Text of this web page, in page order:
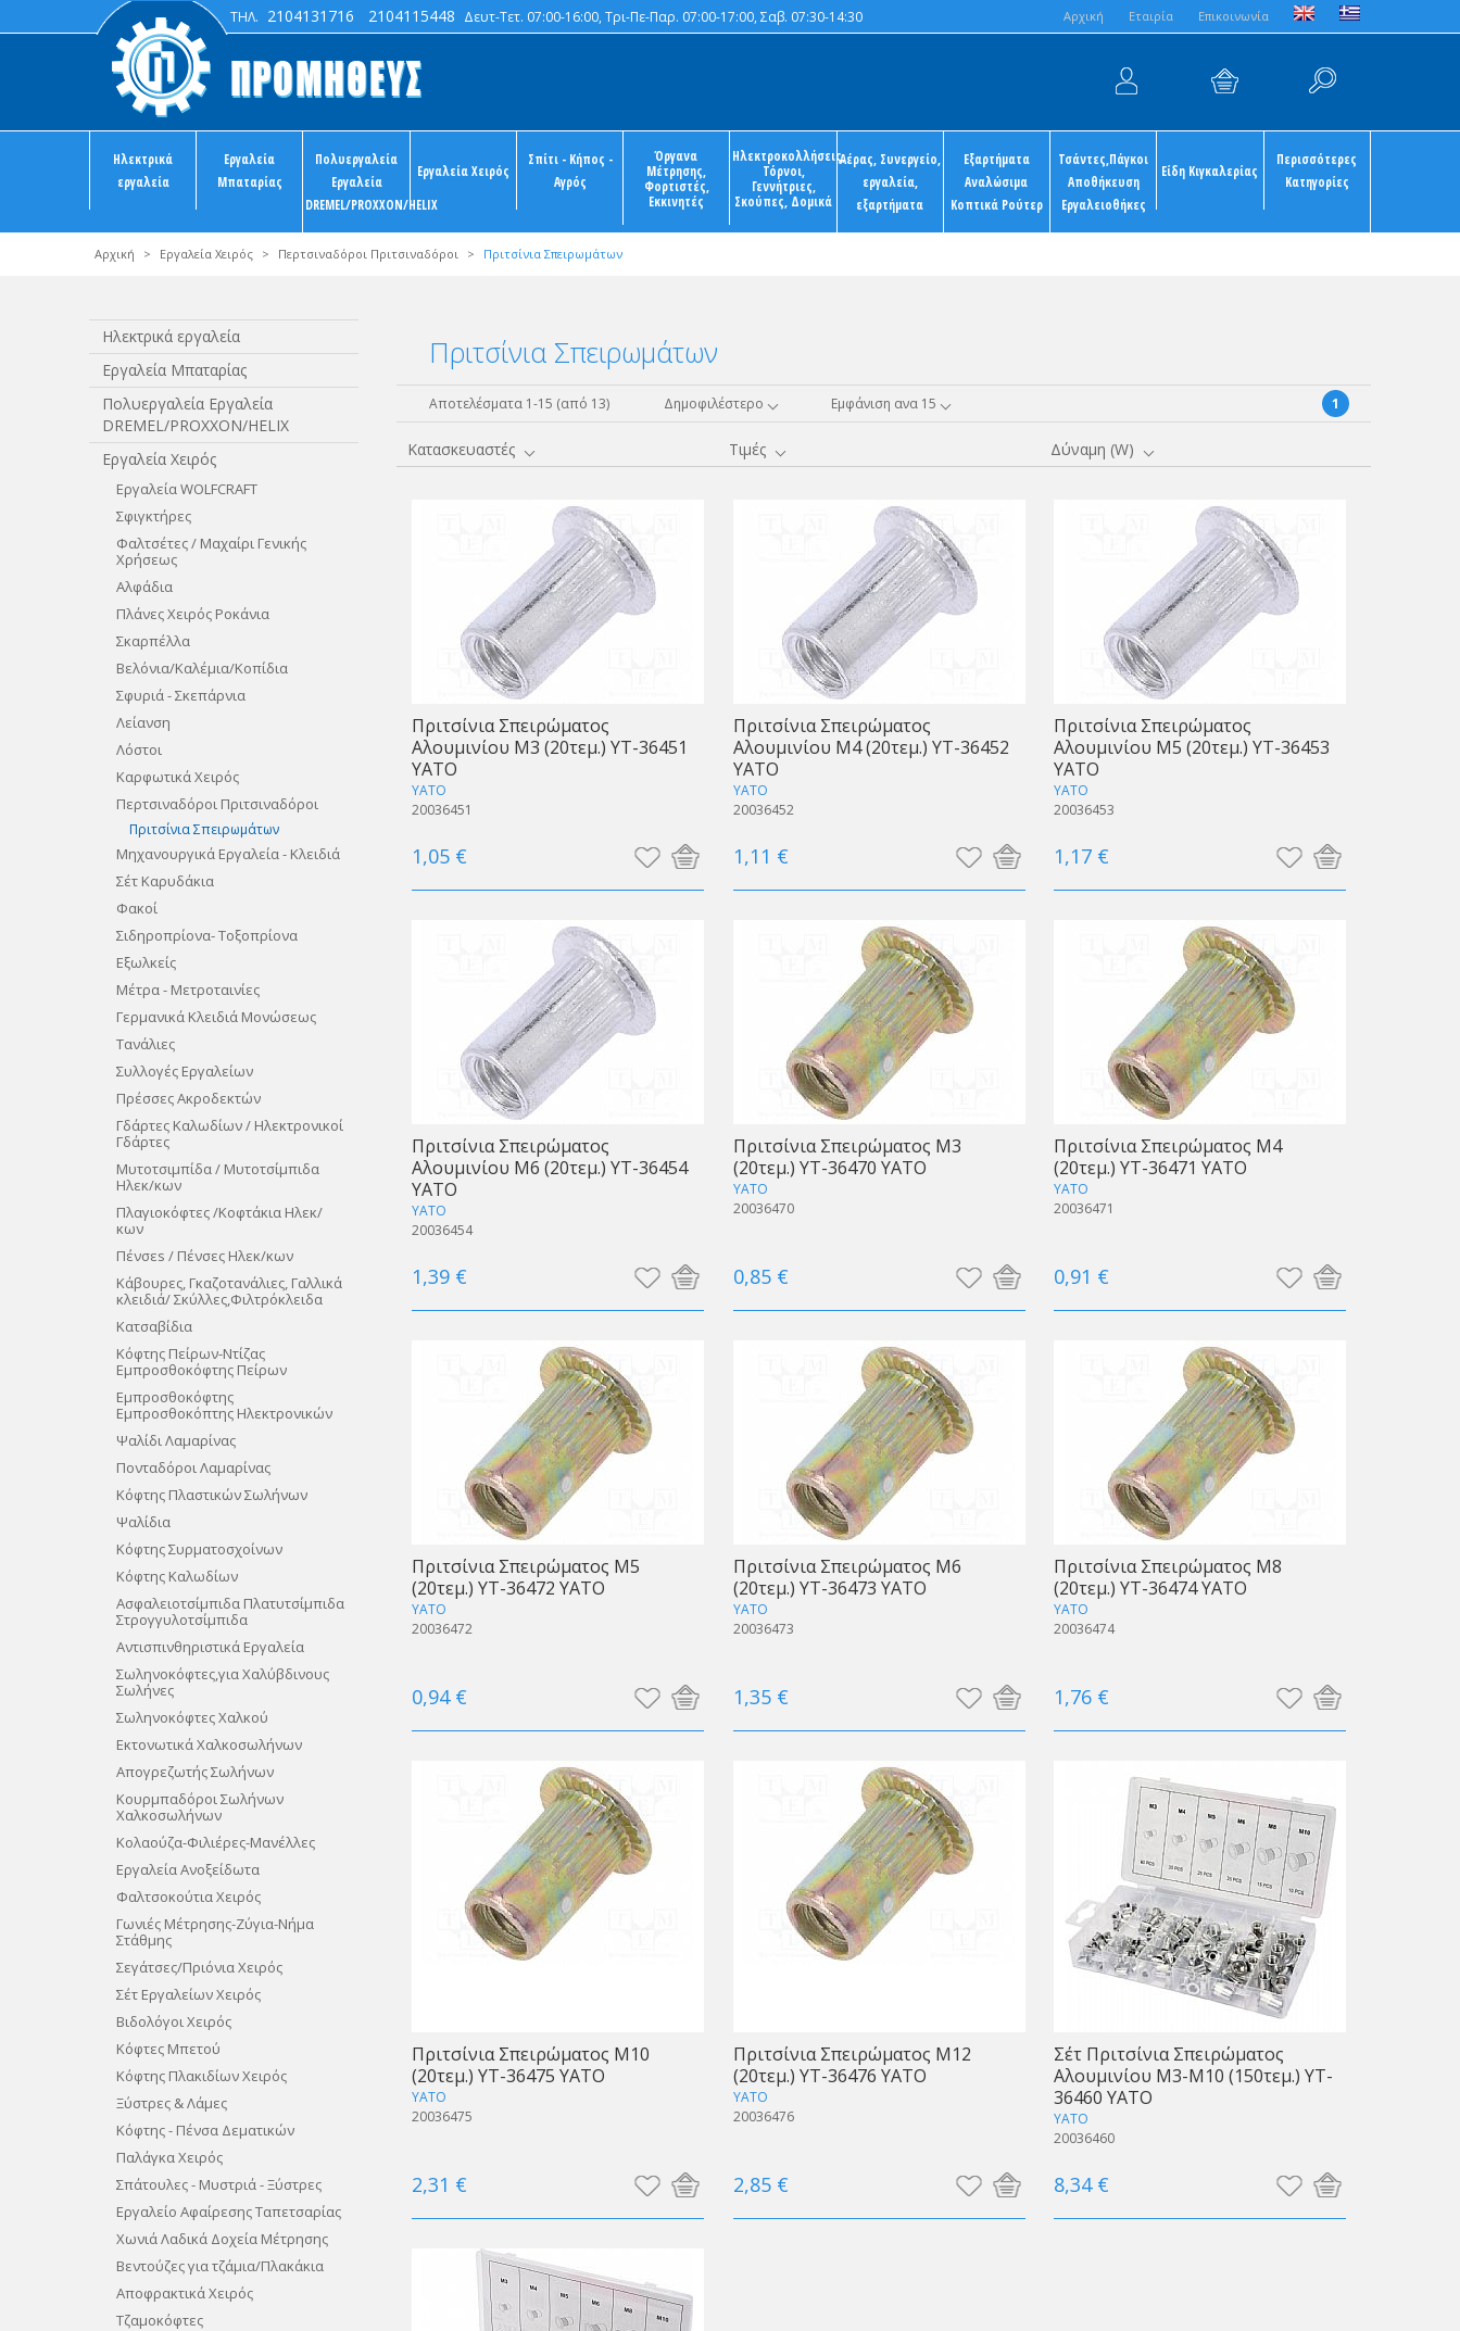
Aρχική Εταιρία Επικοινωνία
ΤΗΛ. 2104131716 2104115448 Δευτ-Τετ. 07:00-16:00, Τρι-Πε-Παρ. 07:00-17:00, Σαβ. 07:30-14:30
Ηλεκτρικά
εργαλεία
Εργαλεία
Μπαταρίας
Πολυεργαλεία
Εργαλεία
DREMEL/PROXXON/HELIX
Εργαλεία Χειρός
Σπίτι - Κήπος -
Αγρός
Όργανα
Μέτρησης,
Φορτιστές,
Εκκινητές
Ηλεκτροκολλήσεις,
Τόρνοι,
Γεννήτριες,
Σκούπες, Δομικά
Αέρας, Συνεργείο,
εργαλεία,
εξαρτήματα
Εξαρτήματα
Αναλώσιμα
Κοπτικά Ρούτερ
Τσάντες,Πάγκοι
Αποθήκευση
Εργαλειοθήκες
Είδη Κιγκαλερίας
Περισσότερες
Κατηγορίες
Αρχική > Εργαλεία Χειρός > Περτσιναδόροι Πριτσιναδόροι > Πριτσίνια Σπειρωμάτων
Ηλεκτρικά εργαλεία
Εργαλεία Μπαταρίας
Πολυεργαλεία Εργαλεία
DREMEL/PROXXON/HELIX
Εργαλεία Χειρός
Εργαλεία WOLFCRAFT
Σφιγκτήρες
Φαλτσέτες / Μαχαίρι Γενικής
Χρήσεως
Aλφάδια
Πλάνες Χειρός Ροκάνια
Σκαρπέλλα
Βελόνια/Καλέμια/Κοπίδια
Σφυριά - Σκεπάρνια
Λείανση
Λόστοι
Καρφωτικά Χειρός
Περτσιναδόροι Πριτσιναδόροι
Πριτσίνια Σπειρωμάτων
Μηχανουργικά Εργαλεία - Κλειδιά
Σέτ Καρυδάκια
Φακοί
Σιδηροπρίονα- Τοξοπρίονα
Eξωλκείς
Μέτρα - Μετροταινίες
Γερμανικά Κλειδιά Μονώσεως
Τανάλιες
Συλλογές Εργαλείων
Πρέσσες Ακροδεκτών
Γδάρτες Καλωδίων / Ηλεκτρονικοί
Γδάρτες
Μυτοτσιμπίδα / Μυτοτσίμπιδα
Ηλεκ/κων
Πλαγιοκόφτες /Κοφτάκια Ηλεκ/
κων
Πένσεs / Πένσες Ηλεκ/κων
Κάβουρες, Γκαζοτανάλιες, Γαλλικά
κλειδιά/ Σκύλλες,Φιλτρόκλειδα
Κατσαβίδια
Κόφτης Πείρων-Nτίζας
Εμπροσθοκόφτης Πείρων
Εμπροσθοκόφτης
Εμπροσθοκόπτης Ηλεκτρονικών
Ψαλίδι Λαμαρίνας
Πονταδόροι Λαμαρίνας
Kόφτης Πλαστικών Σωλήνων
Ψαλίδια
Κόφτης Συρματοσχοίνων
Kόφτης Καλωδίων
Ασφαλειοτσίμπιδα Πλατυτσίμπιδα
Στρογγυλοτσίμπιδα
Αντισπινθηριστικά Eργαλεία
Σωληνοκόφτες,για Χαλύβδινους
Σωλήνες
Σωληνοκόφτες Χαλκού
Εκτονωτικά Χαλκοσωλήνων
Απογρεζωτής Σωλήνων
Κουρμπαδόροι Σωλήνων
Χαλκοσωλήνων
Κολαούζα-Φιλιέρες-Μανέλλες
Εργαλεία Ανοξείδωτα
Φαλτσοκούτια Χειρός
Γωνιές Μέτρησης-Ζύγια-Νήμα
Στάθμης
Σεγάτσες/Πριόνια Χειρός
Σέτ Εργαλείων Χειρός
Βιδολόγοι Χειρός
Κόφτες Μπετού
Κόφτης Πλακιδίων Χειρός
Ξύστρες & Λάμες
Κόφτης - Πένσα Δεματικών
Παλάγκα Χειρός
Σπάτουλες - Μυστριά - Ξύστρες
Eργαλείο Αφαίρεσης Ταπετσαρίας
Χωνιά Λαδικά Δοχεία Μέτρησης
Βεντούζες για τζάμια/Πλακάκια
Αποφρακτικά Χειρός
Τζαμοκόφτες
Πριτσίνια Σπειρωμάτων
Αποτελέσματα 1-15 (από 13) Δημοφιλέστερο Εμφάνιση ανα 15 1
Κατασκευαστές Τιμές Δύναμη (W)
Πριτσίνια Σπειρώματος
Αλουμινίου Μ3 (20τεμ.) YT-36451
ΥΑΤΟ
YATO
20036451
1,05 €
Πριτσίνια Σπειρώματος
Αλουμινίου Μ4 (20τεμ.) YT-36452
ΥΑΤΟ
YATO
20036452
1,11 €
Πριτσίνια Σπειρώματος
Αλουμινίου Μ5 (20τεμ.) YT-36453
ΥΑΤΟ
YATO
20036453
1,17 €
Πριτσίνια Σπειρώματος
Αλουμινίου Μ6 (20τεμ.) YT-36454
ΥΑΤΟ
YATO
20036454
1,39 €
Πριτσίνια Σπειρώματος Μ3
(20τεμ.) YT-36470 ΥΑΤΟ
YATO
20036470
0,85 €
Πριτσίνια Σπειρώματος Μ4
(20τεμ.) YT-36471 ΥΑΤΟ
YATO
20036471
0,91 €
Πριτσίνια Σπειρώματος Μ5
(20τεμ.) YT-36472 ΥΑΤΟ
YATO
20036472
0,94 €
Πριτσίνια Σπειρώματος Μ6
(20τεμ.) YT-36473 ΥΑΤΟ
YATO
20036473
1,35 €
Πριτσίνια Σπειρώματος Μ8
(20τεμ.) YT-36474 ΥΑΤΟ
YATO
20036474
1,76 €
Πριτσίνια Σπειρώματος Μ10
(20τεμ.) YT-36475 ΥΑΤΟ
YATO
20036475
2,31 €
Πριτσίνια Σπειρώματος Μ12
(20τεμ.) YT-36476 ΥΑΤΟ
YATO
20036476
2,85 €
Σέτ Πριτσίνια Σπειρώματος
Αλουμινίου Μ3-Μ10 (150τεμ.) YT-
36460 ΥΑΤΟ
YATO
20036460
8,34 €